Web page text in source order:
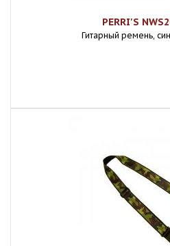
PERRI'S
Гитарный ремень,